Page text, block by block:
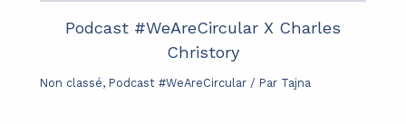
Podcast #WeAreCircular X Charles
Christory
Non classé, Podcast #WeAreCircular / Par Tajna